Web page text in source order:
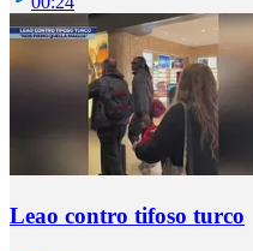
Leao contro tifoso turco